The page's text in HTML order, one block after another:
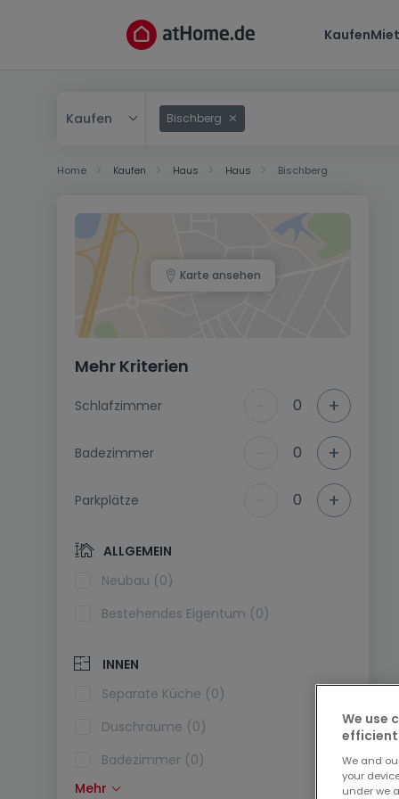
Kaufen
Kaufen Bischberg
Home Kaufen Haus Haus Bischberg
Karte ansehen
Mehr Kriterien
Schlafzimmer 0 +
Badezimmer 0 +
Parkplätze 0 +
ALLGEMEIN
Neubau (0)
Bestehendes Eigentum (0)
INNEN
Separate Küche (0)
Duschräume (0)
Badezimmer (0)
Einbauküche (0)
Mehr
We use
We and
your
under we